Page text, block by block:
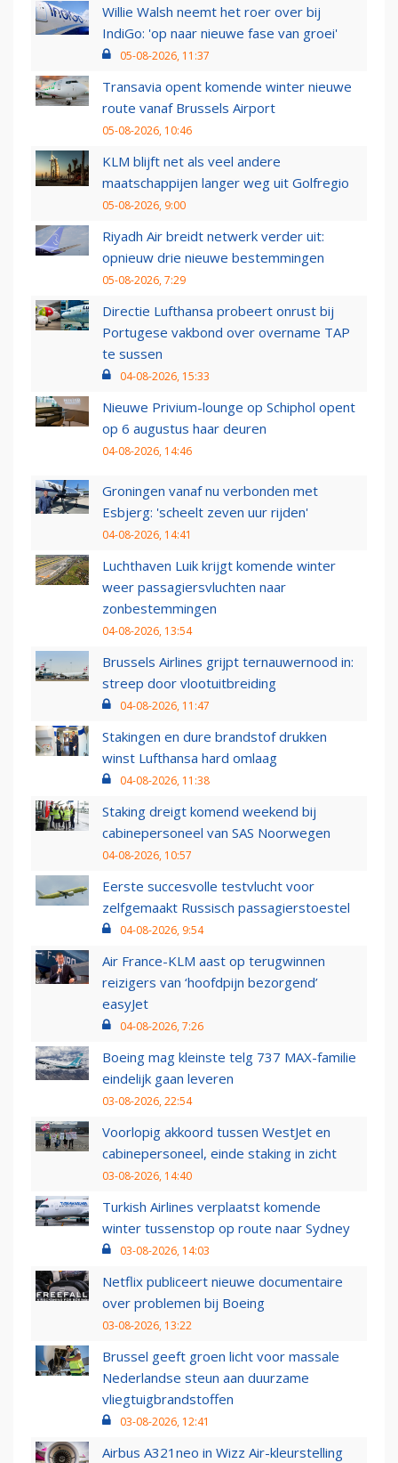
Willie Walsh neemt het roer over bij
IndiGo: 'op naar nieuwe fase van groei'
05-08-2026, 11:37
Transavia opent komende winter nieuwe
route vanaf Brussels Airport
05-08-2026, 10:46
KLM blijft net als veel andere
maatschappijen langer weg uit Golfregio
05-08-2026, 9:00
Riyadh Air breidt netwerk verder uit:
opnieuw drie nieuwe bestemmingen
05-08-2026, 7:29
Directie Lufthansa probeert onrust bij
Portugese vakbond over overname TAP
te sussen
04-08-2026, 15:33
Nieuwe Privium-lounge op Schiphol opent
op 6 augustus haar deuren
04-08-2026, 14:46
Groningen vanaf nu verbonden met
Esbjerg: 'scheelt zeven uur rijden'
04-08-2026, 14:41
Luchthaven Luik krijgt komende winter
weer passagiersvluchten naar
zonbestemmingen
04-08-2026, 13:54
Brussels Airlines grijpt ternauwernood in:
streep door vlootuitbreiding
04-08-2026, 11:47
Stakingen en dure brandstof drukken
winst Lufthansa hard omlaag
04-08-2026, 11:38
Staking dreigt komend weekend bij
cabinepersoneel van SAS Noorwegen
04-08-2026, 10:57
Eerste succesvolle testvlucht voor
zelfgemaakt Russisch passagierstoestel
04-08-2026, 9:54
Air France-KLM aast op terugwinnen
reizigers van ‘hoofdpijn bezorgend’
easyJet
04-08-2026, 7:26
Boeing mag kleinste telg 737 MAX-familie
eindelijk gaan leveren
03-08-2026, 22:54
Voorlopig akkoord tussen WestJet en
cabinepersoneel, einde staking in zicht
03-08-2026, 14:40
Turkish Airlines verplaatst komende
winter tussenstop op route naar Sydney
03-08-2026, 14:03
Netflix publiceert nieuwe documentaire
over problemen bij Boeing
03-08-2026, 13:22
Brussel geeft groen licht voor massale
Nederlandse steun aan duurzame
vliegtuigbrandstoffen
03-08-2026, 12:41
Airbus A321neo in Wizz Air-kleurstelling